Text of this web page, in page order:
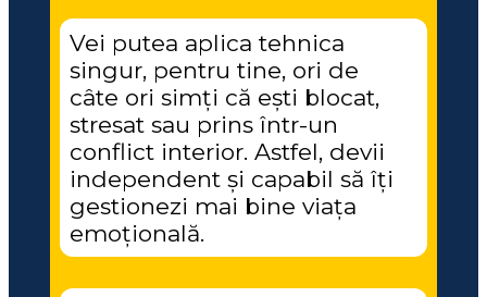
Vei putea aplica tehnica
singur, pentru tine, ori de
câte ori simți că ești blocat,
stresat sau prins într-un
conflict interior. Astfel, devii
independent și capabil să îți
gestionezi mai bine viața
emoțională.